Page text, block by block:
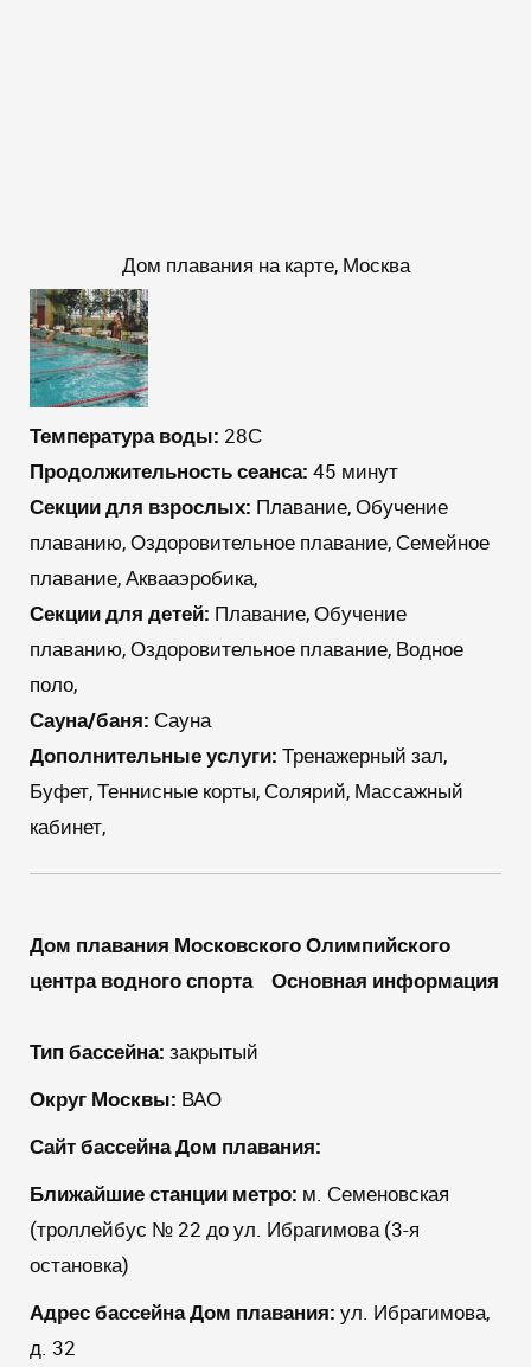
Дом плавания на карте, Москва
Температура воды: 28С
Продолжительность сеанса: 45 минут
Секции для взрослых: Плавание, Обучение
плаванию, Оздоровительное плавание, Семейное
плавание, Аквааэробика,
Секции для детей: Плавание, Обучение
плаванию, Оздоровительное плавание, Водное
поло,
Сауна/баня: Сауна
Дополнительные услуги: Тренажерный зал,
Буфет, Теннисные корты, Солярий, Массажный
кабинет,
Дом плавания Московского Олимпийского
центра водного спорта
Основная информация
Тип бассейна: закрытый
Округ Москвы: ВАО
Сайт бассейна Дом плавания:
Ближайшие станции метро: м. Семеновская
(троллейбус № 22 до ул. Ибрагимова (3-я
остановка)
Адрес бассейна Дом плавания: ул. Ибрагимова,
д. 32